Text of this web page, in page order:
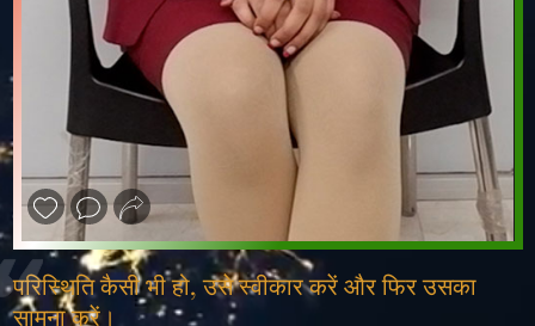
❮ ❯
परिस्थिति कैसी भी हो, उसे स्वीकार करें और फिर उसका
सामना करें।